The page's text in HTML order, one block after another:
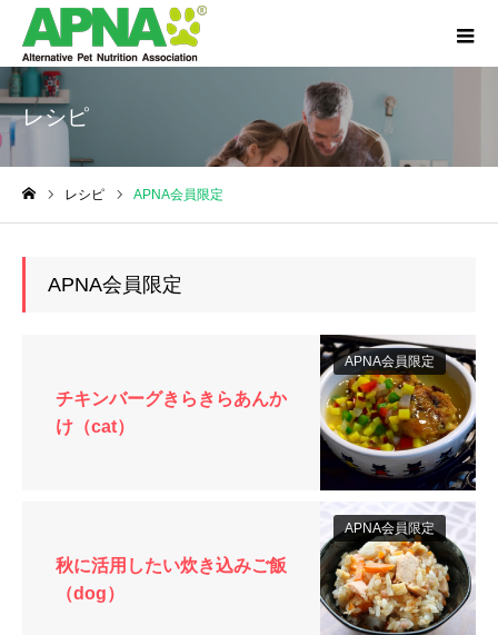
レシピ
レシピ APNA会員限定
APNA会員限定
APNA会員限定
チキンバーグきらきらあんか
け（cat）
APNA会員限定
秋に活用したい炊き込みご飯
（dog）